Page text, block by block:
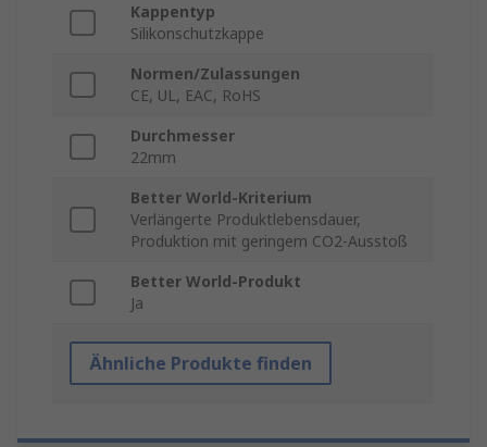
Kappentyp
Silikonschutzkappe
Normen/Zulassungen
CE, UL, EAC, RoHS
Durchmesser
22mm
Better World-Kriterium
Verlängerte Produktlebensdauer,
Produktion mit geringem CO2-Ausstoß
Better World-Produkt
Ja
Ähnliche Produkte finden